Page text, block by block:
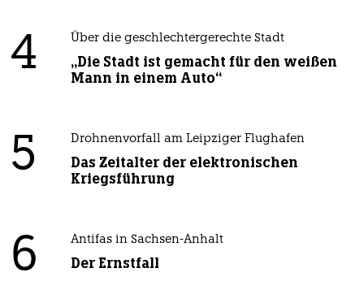
4 Über die geschlechtergerechte Stadt
„Die Stadt ist gemacht für den weißen
Mann in einem Auto“
5 Drohnenvorfall am Leipziger Flughafen
Das Zeitalter der elektronischen
Kriegsführung
6 Antifas in Sachsen-Anhalt
Der Ernstfall